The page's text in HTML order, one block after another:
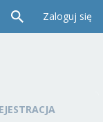
Zaloguj się